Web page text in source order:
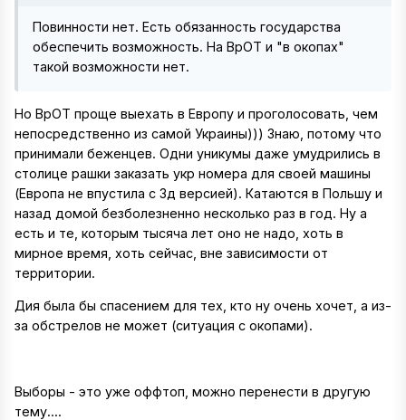
Повинности нет. Есть обязанность государства
обеспечить возможность. На ВрОТ и "в окопах"
такой возможности нет.
Но ВрОТ проще выехать в Европу и проголосовать, чем
непосредственно из самой Украины))) Знаю, потому что
принимали беженцев. Одни уникумы даже умудрились в
столице рашки заказать укр номера для своей машины
(Европа не впустила с 3д версией). Катаются в Польшу и
назад домой безболезненно несколько раз в год. Ну а
есть и те, которым тысяча лет оно не надо, хоть в
мирное время, хоть сейчас, вне зависимости от
территории.
Дия была бы спасением для тех, кто ну очень хочет, а из-
за обстрелов не может (ситуация с окопами).
Выборы - это уже оффтоп, можно перенести в другую
тему....